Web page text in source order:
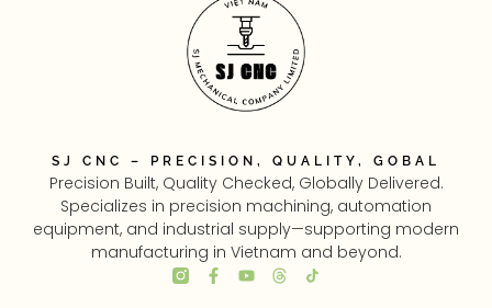
SJ CNC – PRECISION, QUALITY, GOBAL
Precision Built, Quality Checked, Globally Delivered.
Specializes in precision machining, automation
equipment, and industrial supply—supporting modern
manufacturing in Vietnam and beyond.